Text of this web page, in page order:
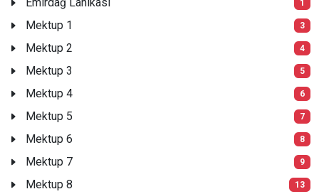
1
Mektup 1 3
Mektup 2 4
Mektup 3 5
Mektup 4 6
Mektup 5 7
Mektup 6 8
Mektup 7 9
Mektup 8 13